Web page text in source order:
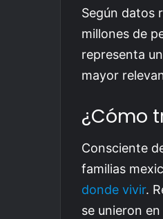
Según datos
millones de
representa
mayor
¿Cómo
Consciente
familias
donde vivir.
se unieron